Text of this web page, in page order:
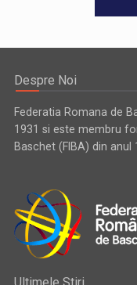
Despre Noi
Federatia Romana de
1931 si este membru
Baschet (FIBA) din anul
Ultimele Stiri